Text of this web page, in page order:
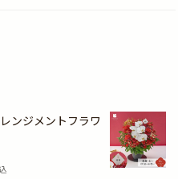
ンジメントフラワ